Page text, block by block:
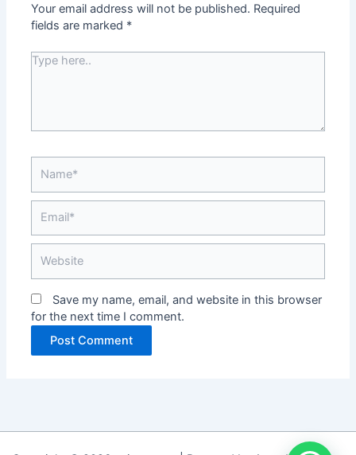
Your email address will not be published. Required
fields are marked *
Type
Save my name, email, and website in this browser
for the next time I comment.